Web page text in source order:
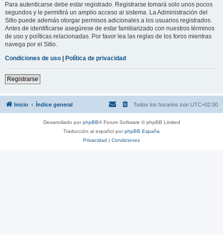
Para autenticarse debe estar registrado. Registrarse tomará solo unos pocos
segundos y le permitirá un amplio acceso al sistema. La Administración del
Sitio puede además otorgar permisos adicionales a los usuarios registrados.
Antes de identificarse asegúrese de estar familiarizado con nuestros términos
de uso y políticas relacionadas. Por favor lea las reglas de los foros mientras
navega por el Sitio.
Condiciones de uso | Política de privacidad
Registrarse
Inicio Índice general Todos los horarios son UTC+02:00
Desarrollado porphpBB® Forum Software © phpBB Limited
Traducción al español porphpBB España
Privacidad | Condiciones